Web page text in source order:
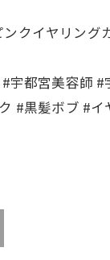
ンクイヤリング
宇都宮美容師
#黒髪ボブ #イ